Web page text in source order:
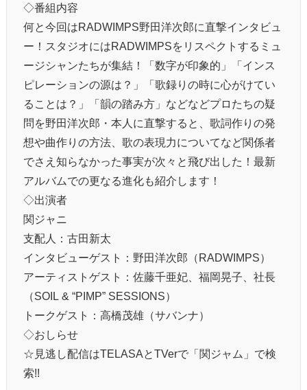
◇番組内容
何と今回はRADWIMPS野田洋次郎に直撃インタビュ
ー！スタジオにはRADWIMPSをリスペクトするミュ
ージシャンたちが集結！「数字が印象的」「インス
ピレーションの源は？」「歌録りの時に心がけてい
ることは？」「韻の踏み方」などなどプロたちの疑
問を野田洋次郎・本人に直撃すると、歌詞作りの発
想や曲作りの方法、歌の表現力についてなど関係者
でさえ知らなかった事実が次々と飛び出した！最新
アルバムでの更なる進化も紹介します！
◇出演者
関ジャニ∞
支配人：古田新太
インタビューゲスト：野田洋次郎（RADWIMPS）
アーティストゲスト：佐藤千亜妃、福岡晃子、社長
（SOIL & “PIMP” SESSIONS）
トークゲスト：高橋茂雄（サバンナ）
◇おしらせ
☆見逃し配信はTELASAとTVerで「関ジャム」で検
索!!